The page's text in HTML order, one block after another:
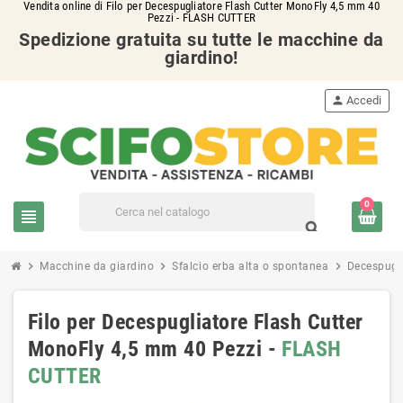
Vendita online di Filo per Decespugliatore Flash Cutter MonoFly 4,5 mm 40
Pezzi - FLASH CUTTER
Spedizione gratuita su tutte le macchine da
giardino!
view_headline
search
person Accedi
0
chevron_right Macchine da giardino chevron_right Sfalcio erba alta o spontanea chevron_right
Filo per Decespugliatore Flash Cutter
MonoFly 4,5 mm 40 Pezzi - FLASH
CUTTER